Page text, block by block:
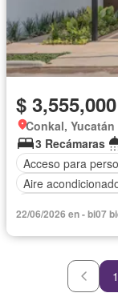
$
Conkal, Yucatán
3 Recámaras
Acceso para
Aire
Electricidad
Jardín
Sala
Zonas verdes
22/06/2026 en - bi07
1